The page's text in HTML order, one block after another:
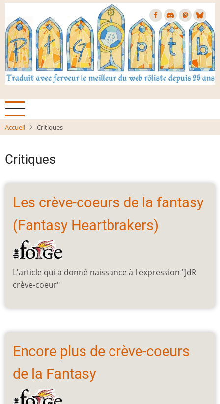
Aller
contenu
principal
Accueil Critiques
Critiques
Les crève-coeurs de la fantasy
(Fantasy Heartbrakers)
L'article qui a donné naissance à l'expression "JdR
crève-coeur"
Encore plus de crève-coeurs
de la Fantasy